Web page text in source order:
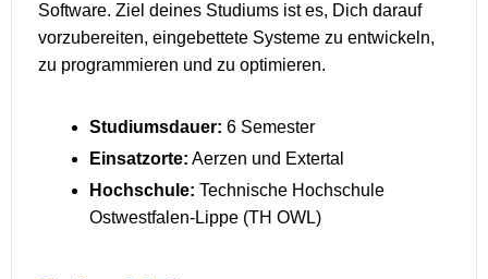
Software. Ziel deines Studiums ist es, Dich darauf
vorzubereiten, eingebettete Systeme zu entwickeln,
zu programmieren und zu optimieren.
Studiumsdauer: 6 Semester
Einsatzorte: Aerzen und Extertal
Hochschule: Technische Hochschule
Ostwestfalen-Lippe (TH OWL)